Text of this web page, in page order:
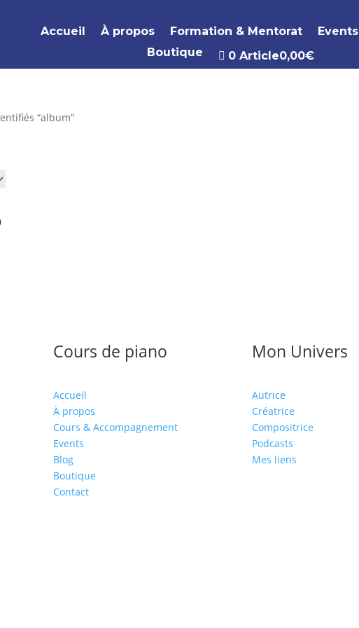
Accueil À propos Formation & Mentorat Events
Boutique
0 Article0,00€
“album”
Cours de piano
Accueil
À propos
Cours & Accompagnement
Events
Blog
Boutique
Contact
Mon Univers
Autrice
Créatrice
Compositrice
Podcasts
Mes liens